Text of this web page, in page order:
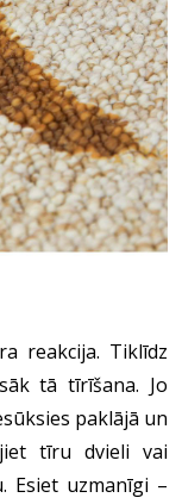
reakcija. Tiklīdz
tā tīrīšana. Jo
paklājā un
tīru dvieli vai
Esiet uzmanīgi –